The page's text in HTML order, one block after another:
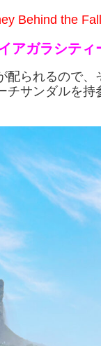
Behind the
イアガラシティ
配られるので
チサンダルを